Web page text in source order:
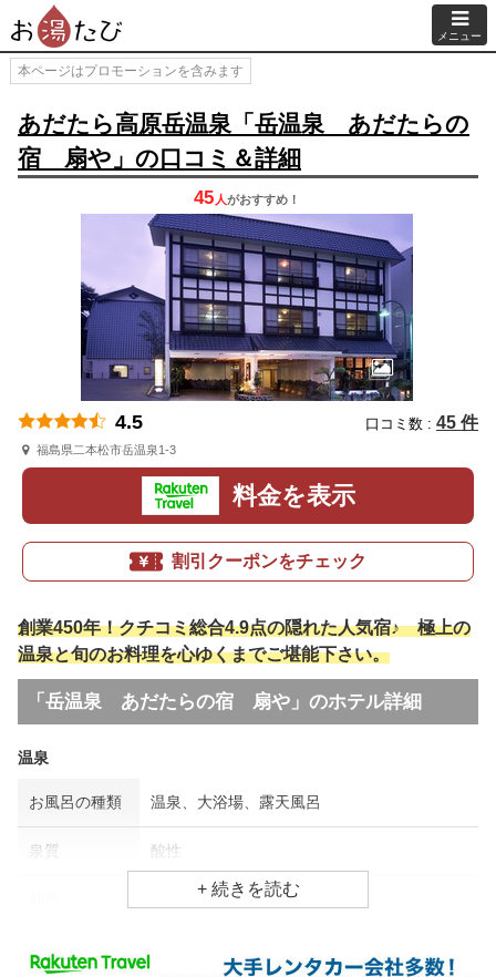
メニュー
本ページはプロモーションを含みます
あだたら高原岳温泉「岳温泉 あだたらの
宿 扇や」の口コミ＆詳細
45 人がおすすめ！
4.5 口コミ数 : 45 件
福島県二本松市岳温泉1-3
料金を表示
割引クーポンをチェック
創業450年！クチコミ総合4.9点の隠れた人気宿♪ 極上の
温泉と旬のお料理を心ゆくまでご堪能下さい。
「岳温泉 あだたらの宿 扇や」のホテル詳細
温泉
お風呂の種類 温泉、大浴場、露天風呂
泉質 酸性
胃腸病、皮膚病、腰痛
食事場所